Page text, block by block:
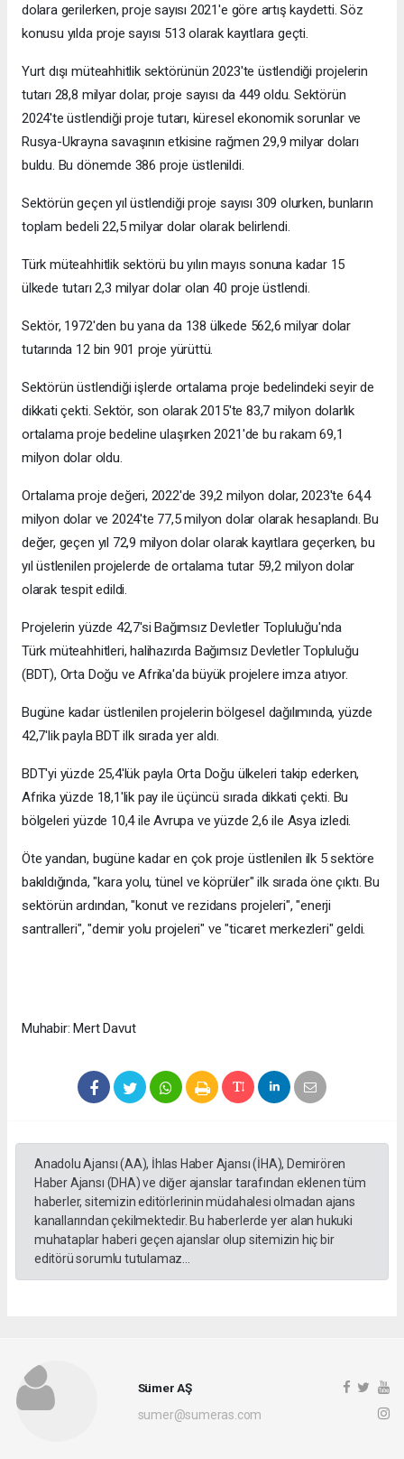
dolara gerilerken, proje sayısı 2021'e göre artış kaydetti. Söz
konusu yılda proje sayısı 513 olarak kayıtlara geçti.
Yurt dışı müteahhitlik sektörünün 2023'te üstlendiği projelerin
tutarı 28,8 milyar dolar, proje sayısı da 449 oldu. Sektörün
2024'te üstlendiği proje tutarı, küresel ekonomik sorunlar ve
Rusya-Ukrayna savaşının etkisine rağmen 29,9 milyar doları
buldu. Bu dönemde 386 proje üstlenildi.
Sektörün geçen yıl üstlendiği proje sayısı 309 olurken, bunların
toplam bedeli 22,5 milyar dolar olarak belirlendi.
Türk müteahhitlik sektörü bu yılın mayıs sonuna kadar 15
ülkede tutarı 2,3 milyar dolar olan 40 proje üstlendi.
Sektör, 1972'den bu yana da 138 ülkede 562,6 milyar dolar
tutarında 12 bin 901 proje yürüttü.
Sektörün üstlendiği işlerde ortalama proje bedelindeki seyir de
dikkati çekti. Sektör, son olarak 2015'te 83,7 milyon dolarlık
ortalama proje bedeline ulaşırken 2021'de bu rakam 69,1
milyon dolar oldu.
Ortalama proje değeri, 2022'de 39,2 milyon dolar, 2023'te 64,4
milyon dolar ve 2024'te 77,5 milyon dolar olarak hesaplandı. Bu
değer, geçen yıl 72,9 milyon dolar olarak kayıtlara geçerken, bu
yıl üstlenilen projelerde de ortalama tutar 59,2 milyon dolar
olarak tespit edildi.
Projelerin yüzde 42,7'si Bağımsız Devletler Topluluğu'nda
Türk müteahhitleri, halihazırda Bağımsız Devletler Topluluğu
(BDT), Orta Doğu ve Afrika'da büyük projelere imza atıyor.
Bugüne kadar üstlenilen projelerin bölgesel dağılımında, yüzde
42,7'lik payla BDT ilk sırada yer aldı.
BDT'yi yüzde 25,4'lük payla Orta Doğu ülkeleri takip ederken,
Afrika yüzde 18,1'lik pay ile üçüncü sırada dikkati çekti. Bu
bölgeleri yüzde 10,4 ile Avrupa ve yüzde 2,6 ile Asya izledi.
Öte yandan, bugüne kadar en çok proje üstlenilen ilk 5 sektöre
bakıldığında, "kara yolu, tünel ve köprüler" ilk sırada öne çıktı. Bu
sektörün ardından, "konut ve rezidans projeleri", "enerji
santralleri", "demir yolu projeleri" ve "ticaret merkezleri" geldi.
Muhabir: Mert Davut
Anadolu Ajansı (AA), İhlas Haber Ajansı (İHA), Demirören
Haber Ajansı (DHA) ve diğer ajanslar tarafından eklenen tüm
haberler, sitemizin editörlerinin müdahalesi olmadan ajans
kanallarından çekilmektedir. Bu haberlerde yer alan hukuki
muhataplar haberi geçen ajanslar olup sitemizin hiç bir
editörü sorumlu tutulamaz...
Sümer AŞ
sumer@sumeras.com